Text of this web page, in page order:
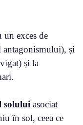
un exces de
antagonismului), și
și la
solului asociat
în sol, ceea ce